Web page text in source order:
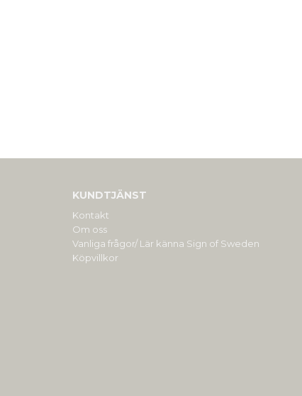
KUNDTJÄNST
Kontakt
Om oss
Vanliga frågor/ Lär känna Sign of Sweden
Köpvillkor